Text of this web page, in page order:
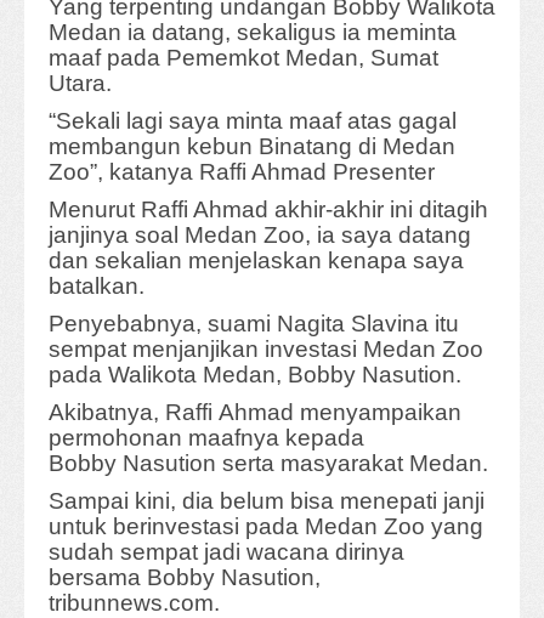
Yang terpenting undangan Bobby Walikota
Medan ia datang, sekaligus ia meminta
maaf pada Pememkot Medan, Sumat
Utara.
“Sekali lagi saya minta maaf atas gagal
membangun kebun Binatang di Medan
Zoo”, katanya Raffi Ahmad Presenter
Menurut Raffi Ahmad akhir-akhir ini ditagih
janjinya soal Medan Zoo, ia saya datang
dan sekalian menjelaskan kenapa saya
batalkan.
Penyebabnya, suami Nagita Slavina itu
sempat menjanjikan investasi Medan Zoo
pada Walikota Medan, Bobby Nasution.
Akibatnya, Raffi Ahmad menyampaikan
permohonan maafnya kepada
Bobby Nasution serta masyarakat Medan.
Sampai kini, dia belum bisa menepati janji
untuk berinvestasi pada Medan Zoo yang
sudah sempat jadi wacana dirinya
bersama Bobby Nasution,
tribunnews.com.